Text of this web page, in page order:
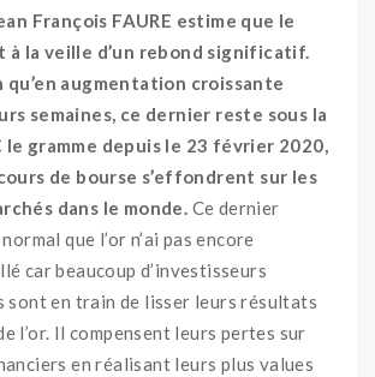
François FAURE estime que le
à la veille d’un rebond significatif.
augmentation croissante
semaines, ce dernier reste sous la
le gramme depuis le 23 février 2020,
de bourse s’effondrent sur les
dans le monde. Ce dernier
que l’or n’ai pas encore
car beaucoup d’investisseurs
en train de lisser leurs résultats
l’or. Il compensent leurs pertes sur
en réalisant leurs plus values